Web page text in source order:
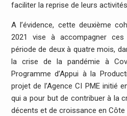
faciliter la reprise de leurs
A l’évidence, cette deuxième
2021 vise à accompagner
période de deux à quatre mois,
la crise de la pandémie à
Programme d’Appui à la
projet de l’Agence CI PME initié
qui a pour but de contribuer à la
décents et de croissance en Côte